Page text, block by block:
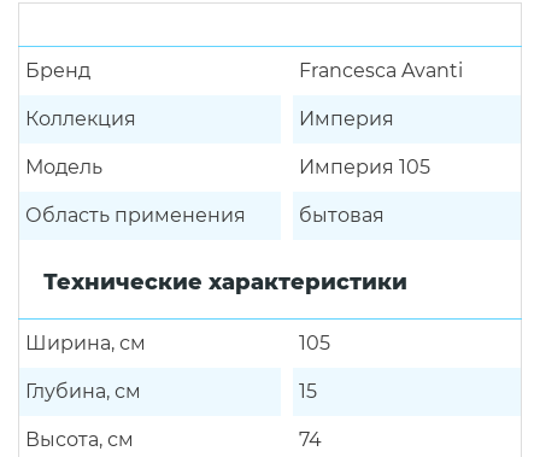
Бренд Francesca Avanti
Коллекция Империя
Модель Империя 105
Область применения бытовая
Технические характеристики
Ширина, см 105
Глубина, см 15
Высота, см 74